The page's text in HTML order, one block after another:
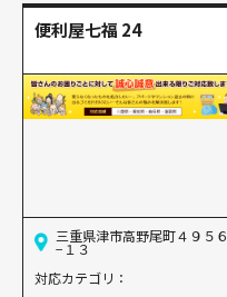
便利屋七福 24
三重県津市高野尾町４９５６
−１３
対応カテゴリ：